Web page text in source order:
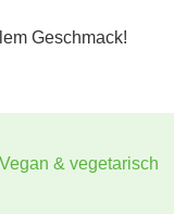
Geschmack!
Vegan & vegetarisch